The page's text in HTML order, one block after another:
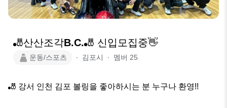
🎳산산조각B.C.🎳 신입모집중👋
운동/스포츠 ∙ 김포시 ∙ 멤버 25
🎳 강서 인천 김포 볼링을 좋아하시는 분 누구나 환영!!